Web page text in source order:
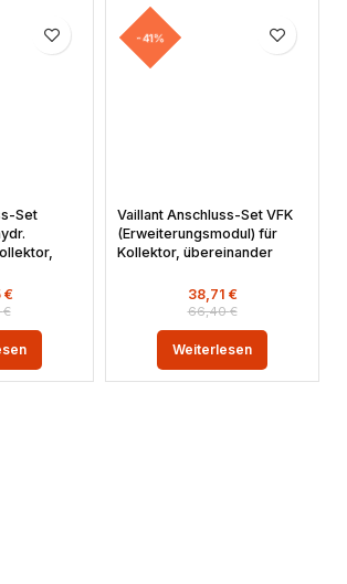
Set
€
€
-41%
Vaillant Anschluss-Set VFK
(Erweiterungsmodul) für
Kollektor, übereinander
66,40€
38,71 €
Weiterlesen